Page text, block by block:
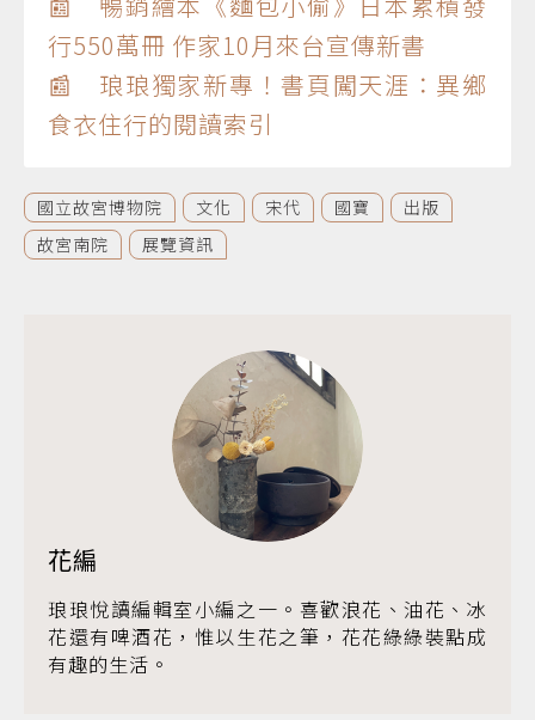
行550萬冊 作家10月來台宣傳新書
📰 琅琅獨家新專！書頁闖天涯：異鄉
食衣住行的閱讀索引
國立故宮博物院 文化 宋代 國寶
出版
故宮南院
展覽資訊
花編
琅琅悅讀編輯室小編之一。喜歡浪花、油花、冰
花還有啤酒花，惟以生花之筆，花花綠綠裝點成
有趣的生活。